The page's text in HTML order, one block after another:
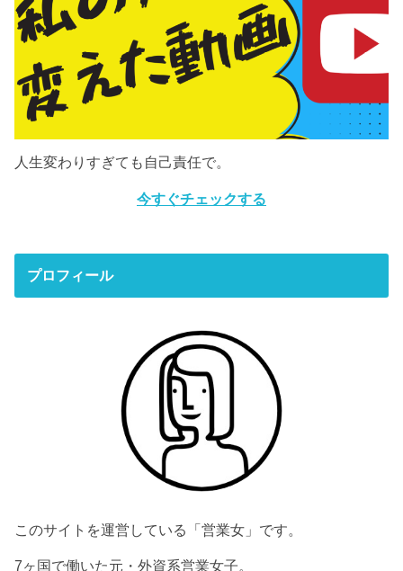
人生変わりすぎても自己責任で。
今すぐチェックする
プロフィール
このサイトを運営している「営業女」です。
7ヶ国で働いた元・外資系営業女子。